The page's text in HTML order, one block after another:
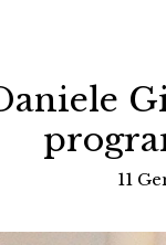
11